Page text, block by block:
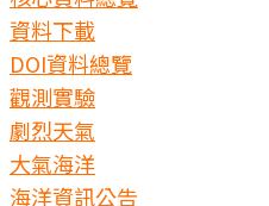
資料下載
DOI資料總覽
觀測實驗
劇烈天氣
大氣海洋
海洋資訊公告